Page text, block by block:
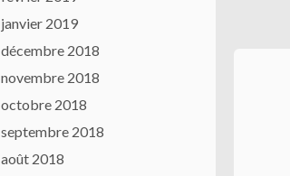
janvier 2019
décembre 2018
novembre 2018
octobre 2018
septembre 2018
août 2018